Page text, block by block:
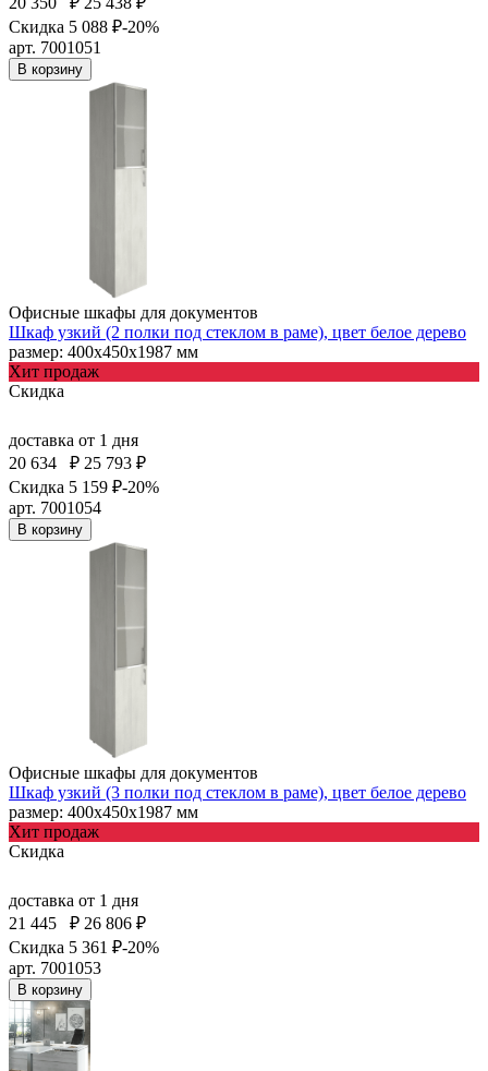
Скидка 5 088 ₽-20%
арт. 7001051
В корзину
Офисные шкафы для документов
Шкаф узкий (2 полки под стеклом в раме), цвет белое дерево
размер: 400х450х1987 мм
Хит продаж
Скидка
доставка от 1 дня
20 634
₽ 25 793 ₽
Скидка 5 159 ₽-20%
арт. 7001054
В корзину
Офисные шкафы для документов
Шкаф узкий (3 полки под стеклом в раме), цвет белое дерево
размер: 400х450х1987 мм
Хит продаж
Скидка
доставка от 1 дня
21 445
₽ 26 806 ₽
Скидка 5 361 ₽-20%
арт. 7001053
В корзину